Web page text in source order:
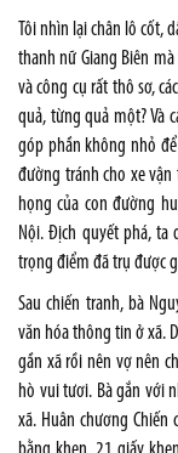
Tôi nhìn lại chân lô cốt,
thanh nữ Giang Biên
và công cụ rất thô sơ,
quả, từng quả một? Và
góp phần không nhỏ
đường tránh cho xe
họng của con đường
Nội. Địch quyết phá, ta
trọng điểm đã trụ được
Sau chiến tranh, bà
văn hóa thông tin ở xã.
gần xã rồi nên vợ nên
hò vui tươi. Bà gắn với
xã. Huân chương Chiến